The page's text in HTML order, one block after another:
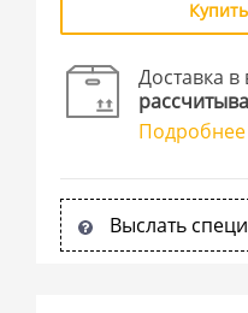
Доставка
Подробнее
Выслать